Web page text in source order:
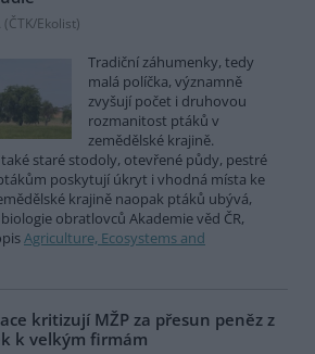
(ČTK/Ekolist)
Tradiční záhumenky, tedy
malá políčka, významně
zvyšují počet i druhovou
rozmanitost ptáků v
zemědělské krajině.
staré stodoly, otevřené půdy, pestré
poskytují úkryt i vhodná místa ke
krajině naopak ptáků ubývá,
obratlovců Akademie věd ČR,
Agriculture, Ecosystems and
kritizují MŽP za přesun peněz z
k velkým firmám